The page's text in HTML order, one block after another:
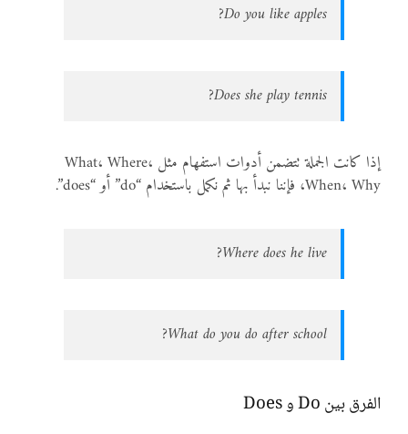
Do you like apples?
Does she play tennis?
إذا كانت الجملة تتضمن أدوات استفهام مثل What، Where،
When، Why، فإننا نبدأ بها ثم نكمل باستخدام “do” أو “does”.
Where does he live?
What do you do after school?
الفرق بين Do و Does